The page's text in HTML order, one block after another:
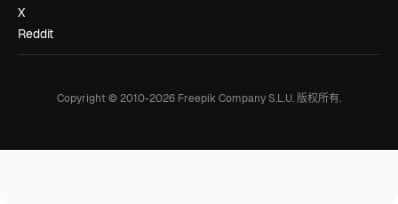
X
Reddit
Copyright © 2010-2026 Freepik Company S.L.U.版权所有.